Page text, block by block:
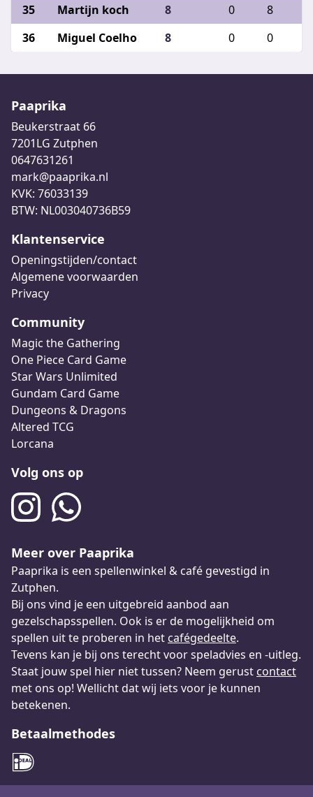
Martijn koch 8 0 8
Miguel Coelho
8 0 0
Paaprika
Beukerstraat 66
7201LG Zutphen
0647631261
mark@paaprika.nl
KVK: 76033139
BTW: NL003040736B59
Klantenservice
Openingstijden/contact
Algemene voorwaarden
Privacy
Community
Magic the Gathering
One Piece Card Game
Star Wars Unlimited
Gundam Card Game
Dungeons & Dragons
Altered TCG
Lorcana
Volg ons op
Meer over Paaprika
Paaprika is een spellenwinkel & café gevestigd in
Zutphen.
Bij ons vind je een uitgebreid aanbod aan
gezelschapsspellen. Ook is er de mogelijkheid om
spellen uit te proberen in het cafégedeelte.
Tevens kan je bij ons terecht voor speladvies en -uitleg.
Staat jouw spel hier niet tussen? Neem gerust contact
met ons op! Wellicht dat wij iets voor je kunnen
betekenen.
Betaalmethodes